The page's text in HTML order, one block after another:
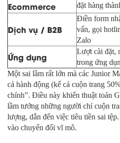
Ecommerce
đặt hàng
Dịch vụ / B2B
Điền form
vấn, gọi
Zalo
Ứng dụng
Lượt cài đặt,
trong ứng
Một sai lầm rất lớn mà các Junior
cả hành động (kể cả cuộn trang
chính”. Điều này khiến thuật toán
lầm tưởng những người chỉ cuộn
lượng, dẫn đến việc tiêu tiền sai
vào chuyển đổi vĩ mô.